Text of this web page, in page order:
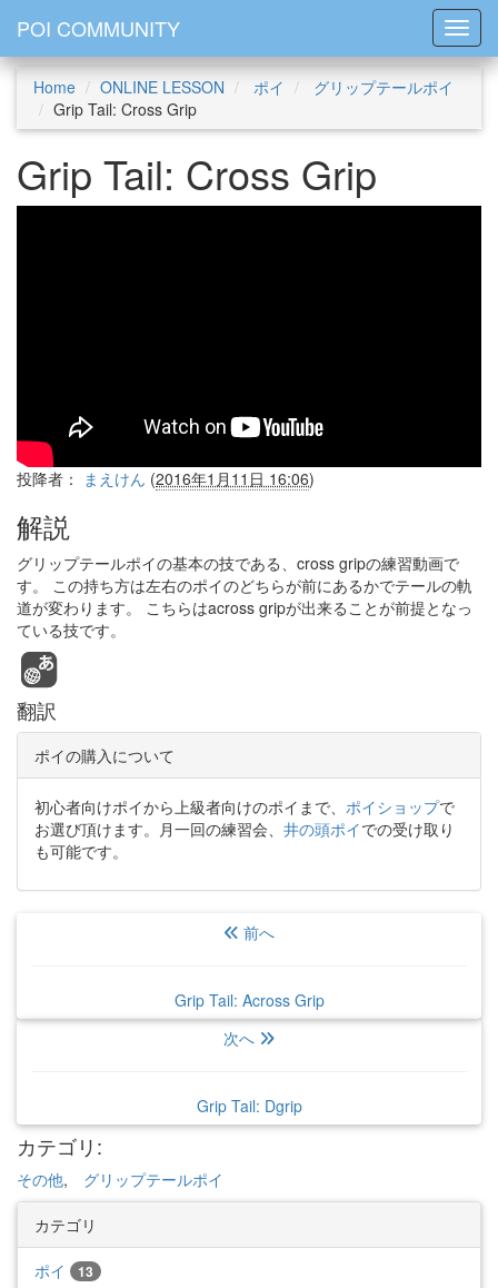
POI COMMUNITY
Home ONLINE LESSON ポイ
グリップテールポイ
Grip Tail: Cross Grip
Grip Tail: Cross Grip
投降者： まえけん (2016年1月11日 16:06)
解説
グリップテールポイの基本の技である、cross gripの練習動画で
す。 この持ち方は左右のポイのどちらが前にあるかでテールの軌
道が変わります。 こちらはacross gripが出来ることが前提となっ
ている技です。
翻訳
ポイの購入について
初心者向けポイから上級者向けのポイまで、 ポイショップで
お選び頂けます。月一回の練習会、 井の頭ポイでの受け取り
も可能です。
前へ
Grip Tail: Across Grip
次へ
Grip Tail: Dgrip
カテゴリ:
その他, グリップテールポイ
カテゴリ
ポイ 13